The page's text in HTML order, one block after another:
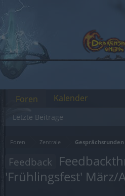
Foren Zentrale
Feedback
'Frühlingsfest' März/
Foren
Letzte Beiträge
Kalender